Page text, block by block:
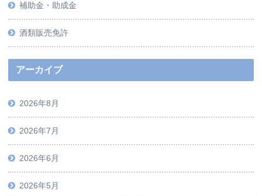
補助金・助成金
酒類販売免許
アーカイブ
2026年8月
2026年7月
2026年6月
2026年5月